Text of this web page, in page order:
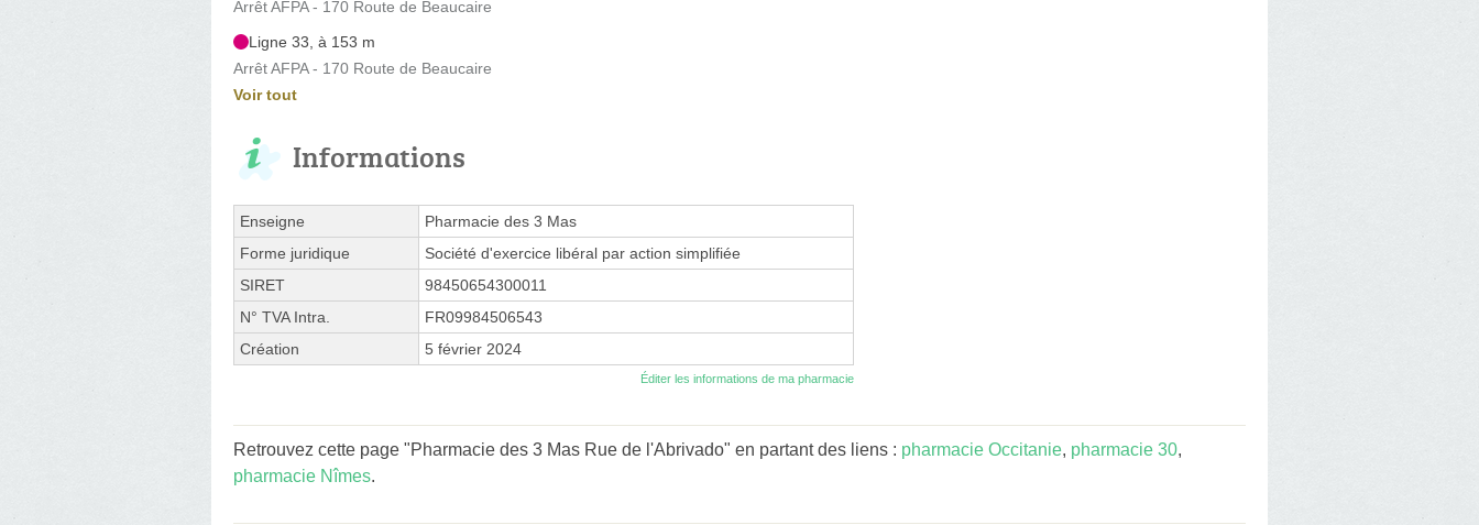
Arrêt AFPA - 170 Route de Beaucaire
Ligne 33, à 153 m
Arrêt AFPA - 170 Route de Beaucaire
Voir tout
Informations
Enseigne
Pharmacie des 3 Mas
Forme juridique
Société d'exercice libéral par action simplifiée
SIRET
98450654300011
N° TVA Intra.
FR09984506543
Création
5 février 2024
Éditer les informations de ma pharmacie
Retrouvez cette page "Pharmacie des 3 Mas Rue de l'Abrivado" en partant des liens : pharmacie Occitanie, pharmacie 30,
pharmacie Nîmes.